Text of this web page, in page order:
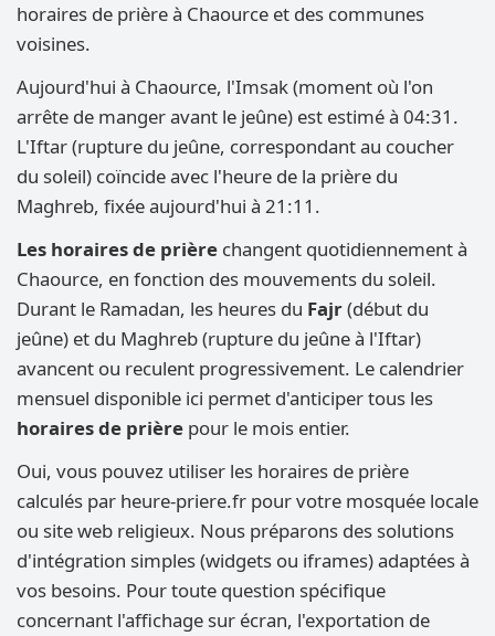
horaires de prière à Chaource et des communes
voisines.
Aujourd'hui à Chaource, l'Imsak (moment où l'on
arrête de manger avant le jeûne) est estimé à 04:31.
L'Iftar (rupture du jeûne, correspondant au coucher
du soleil) coïncide avec l'heure de la prière du
Maghreb, fixée aujourd'hui à 21:11.
Les horaires de prière changent quotidiennement à
Chaource, en fonction des mouvements du soleil.
Durant le Ramadan, les heures du Fajr(début du
jeûne) et du Maghreb (rupture du jeûne à l'Iftar)
avancent ou reculent progressivement. Le calendrier
mensuel disponible ici permet d'anticiper tous les
horaires de prière pour le mois entier.
Oui, vous pouvez utiliser les horaires de prière
calculés par heure-priere.fr pour votre mosquée locale
ou site web religieux. Nous préparons des solutions
d'intégration simples (widgets ou iframes) adaptées à
vos besoins. Pour toute question spécifique
concernant l'affichage sur écran, l'exportation de